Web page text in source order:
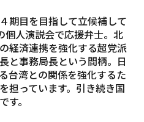
期目を目指して立候補して
個人演説会で応援弁士。北
経済連携を強化する超党派
と事務局長という間柄。日
台湾との関係を強化するた
担っています。引き続き国
す。